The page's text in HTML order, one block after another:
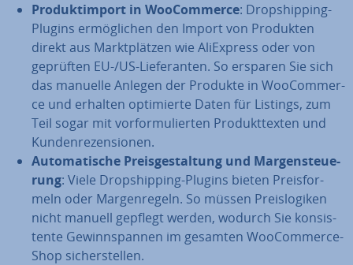
Pro­dukt­im­port in Woo­Com­mer­ce: Drop­ship­ping-
Plugins er­mög­li­chen den Import von Produkten
direkt aus Markt­plät­zen wie Ali­Ex­press oder von
geprüften EU-/US-Lie­fe­ran­ten. So ersparen Sie sich
das manuelle Anlegen der Produkte in Woo­Com­mer­
ce und erhalten op­ti­mier­te Daten für Listings, zum
Teil sogar mit vor­for­mu­lier­ten Pro­dukt­tex­ten und
Kun­den­re­zen­sio­nen.
Au­to­ma­ti­sche Preis­ge­stal­tung und Mar­gen­steue­
rung: Viele Drop­ship­ping-Plugins bieten Preis­for­
meln oder Mar­gen­re­geln. So müssen Preis­lo­gi­ken
nicht manuell gepflegt werden, wodurch Sie kon­sis­
ten­te Ge­winn­span­nen im gesamten Woo­Com­mer­ce-
Shop si­cher­stel­len.